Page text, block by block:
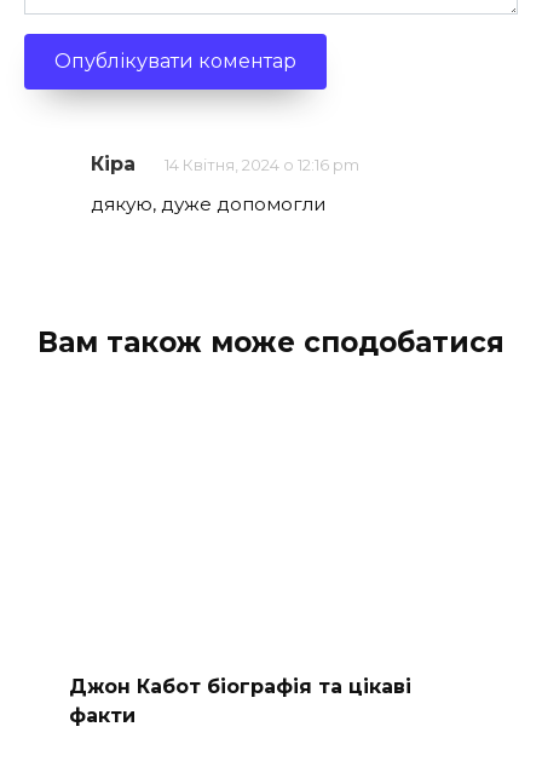
Кіра 14 Квітня, 2024 о 12:16 pm
дякую, дуже допомогли
Вам також може сподобатися
Джон Кабот біографія та цікаві
факти